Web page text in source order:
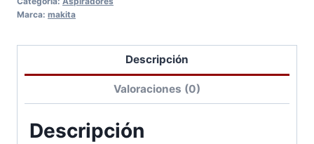
Marca: makita
Descripción
Valoraciones (0)
Descripción